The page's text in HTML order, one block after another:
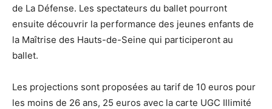
de La Défense. Les spectateurs du ballet pourront
ensuite découvrir la performance des jeunes enfants de
la Maîtrise des Hauts-de-Seine qui participeront au
ballet.
Les projections sont proposées au tarif de 10 euros pour
les moins de 26 ans, 25 euros avec la carte UGC Illimité